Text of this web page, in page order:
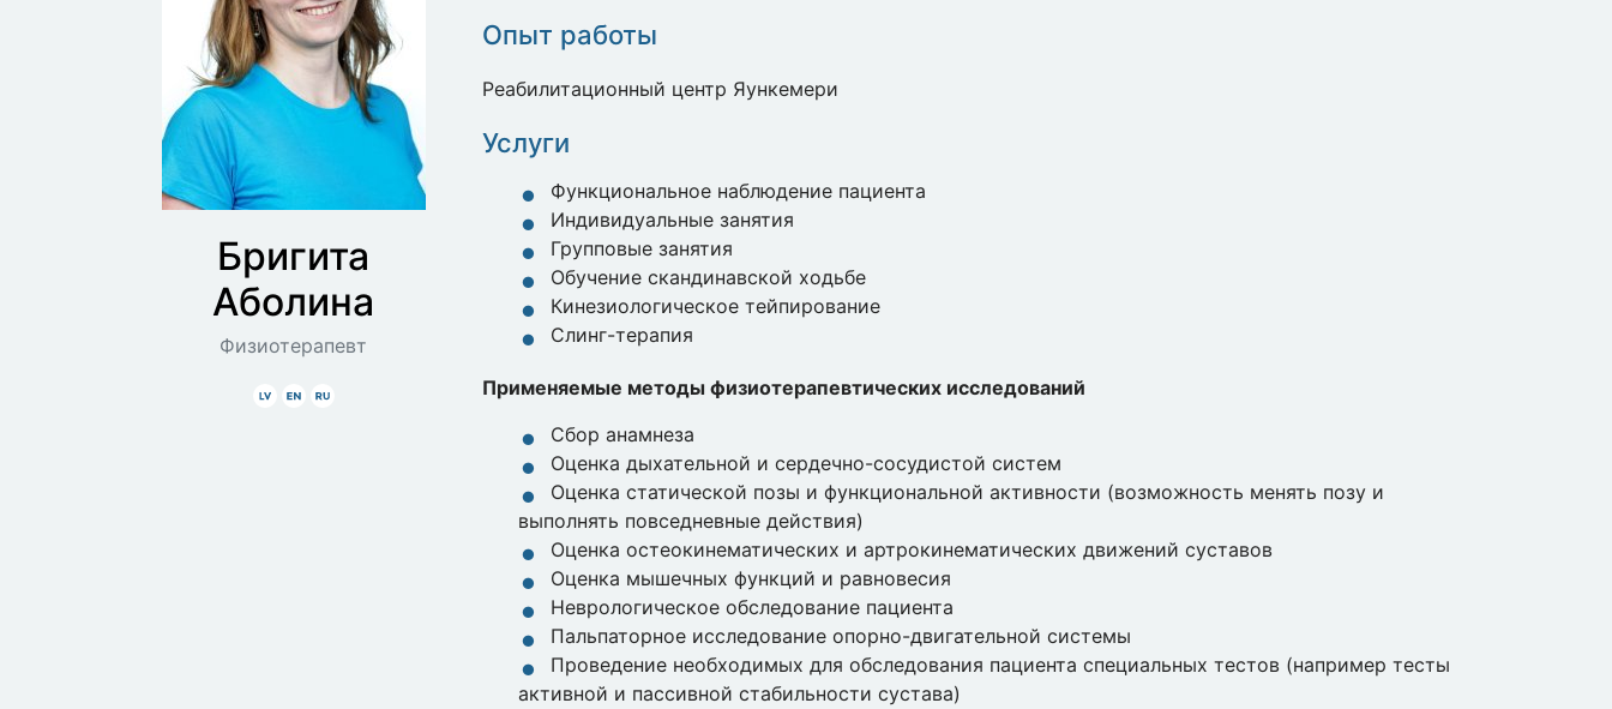
Бригита
Аболина
Физиотерапевт
Latviski
AngliskiKrieviski
Опыт работы
Реабилитационный центр Яункемери
Услуги
Функциональное наблюдение пациента
Индивидуальные занятия
Групповые занятия
Обучение скандинавской ходьбе
Кинезиологическое тейпирование
Слинг-терапия
Применяемые методы физиотерапевтических исследований
Сбор анамнеза
Оценка дыхательной и сердечно-сосудистой систем
Оценка статической позы и функциональной активности (возможность менять позу и
выполнять повседневные действия)
Оценка остеокинематических и артрокинематических движений суставов
Оценка мышечных функций и равновесия
Неврологическое обследование пациента
Пальпаторное исследование опорно-двигательной системы
Проведение необходимых для обследования пациента специальных тестов (например тесты
активной и пассивной стабильности сустава)